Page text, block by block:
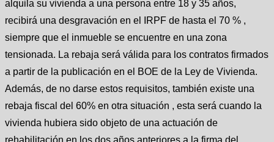
alquila su vivienda a una persona entre 18 y 35 años,
recibirá una desgravación en el IRPF de hasta el 70 % ,
siempre que el inmueble se encuentre en una zona
tensionada. La rebaja será válida para los contratos firmados
a partir de la publicación en el BOE de la Ley de Vivienda.
Además, de no darse estos requisitos, también existe una
rebaja fiscal del 60% en otra situación , esta será cuando la
vivienda hubiera sido objeto de una actuación de
rehabilitación en los dos años anteriores a la firma del